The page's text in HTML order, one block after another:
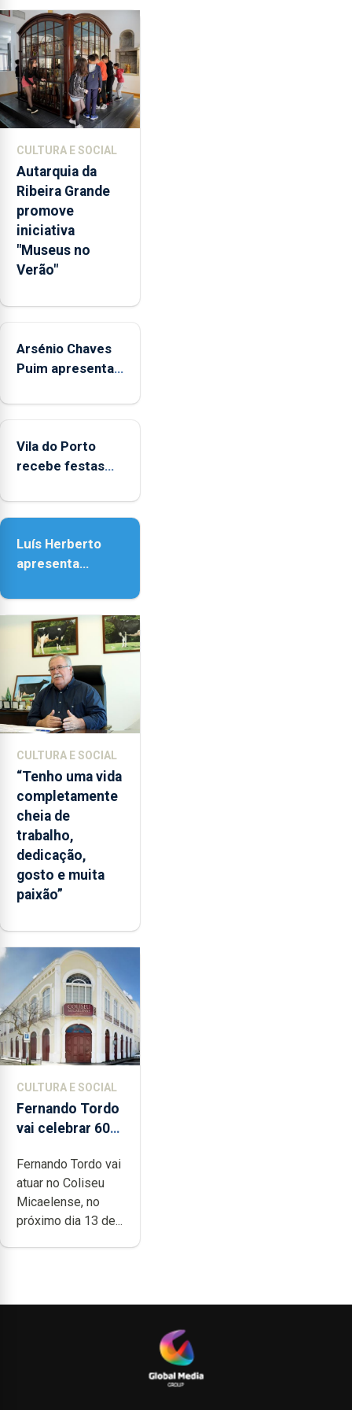
os
65
milhões
de
euros
e
abrange
respostas
habitacionais,
anunciou
o
Governo
Regional.
CULTURA E SOCIAL
Autarquia da
Ribeira Grande
promove
iniciativa
"Museus no
Verão"
Arsénio Chaves
Puim apresenta
Biblioteca de Vila
Vila do Porto
recebe festas
Nossa Senhora
Luís Herberto
apresenta
Paisagem’
CULTURA E SOCIAL
“Tenho uma vida
completamente
cheia de
trabalho,
dedicação,
gosto e muita
paixão”
CULTURA E SOCIAL
Fernando Tordo
vai celebrar 60
no Coliseu
Micaelense
Fernando Tordo vai
atuar no Coliseu
Micaelense, no
próximo dia 13 de...